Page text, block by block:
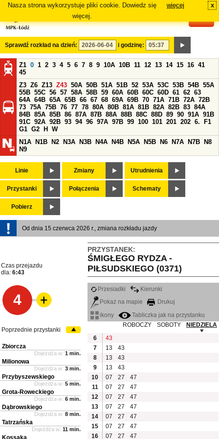
Nasza strona wykorzystuje pliki cookie. Dowiedz się
więcej.
więcej x
Sprawdź rozkład na dzień: i godzinę:
Z1 0 1 2 3 4 5 6 7 8 9 10A 10B 11 12 13 14 15 16 41
45
Z3 Z6 Z13 Z43 50A 50B 51A 51B 52 53A 53C 53B 54B 55A
55B 55C 56 57 58A 58B 59 60A 60B 60C 60D 61 62 63
64A 64B 65A 65B 66 67 68 69A 69B 70 71A 71B 72A 72B
73 75A 75B 76 77 78 80A 80B 81A 81B 82A 82B 83 84A
84B 85A 85B 86 87A 87B 88A 88B 88C 88D 89 90 91A 91B
91C 92A 92B 93 94 96 97A 97B 99 100 101 201 202 6.
F1
G1 G2 H
W
N1A
N1B N2 N3A N3B N4A N4B N5A N5B N6 N7A N7B
N8
N9
Linie Zmiany Utrudnienia
Przystanki Połączenia Schematy
Pobierz
Od dnia 15 czerwca 2026 r., zmiana rozkładu jazdy
PRZYSTANEK:
ŚMIGŁEGO RYDZA -
PIŁSUDSKIEGO (0371)
Czas przejazdu
dla: 6:43
4
Przesiadki
Kierunki
Pokaż na mapie
Drukuj
ikony
Tabliczka jak na przystanku
ROBOCZY
SOBOTY
NIEDZIELA
6
43
7
13
43
8
13
43
9
13
43
10
07 27
47
11
07 27
47
12
07 27
47
13
07 27
47
14
07 27
47
15
07 27
47
16
07 27 47
Poprzednie przystanki
Zbiorcza
Dojeżdża w: 1 min.
Milionowa
Dojeżdża w: 3 min.
Przybyszewskiego
Dojeżdża w: 5 min.
Grota-Roweckiego
Dojeżdża w: 6 min.
Dąbrowskiego
Dojeżdża w: 8 min.
Tatrzańska
Dojeżdża w: 11 min.
Kossaka